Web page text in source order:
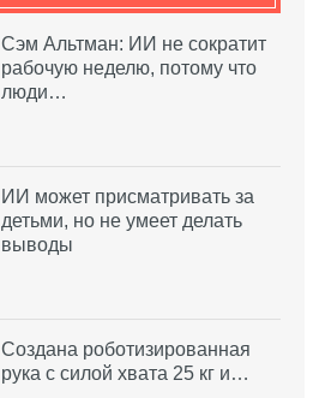
Сэм Альтман: ИИ не сократит
рабочую неделю, потому что
люди…
ИИ может присматривать за
детьми, но не умеет делать
выводы
Создана роботизированная
рука с силой хвата 25 кг и…